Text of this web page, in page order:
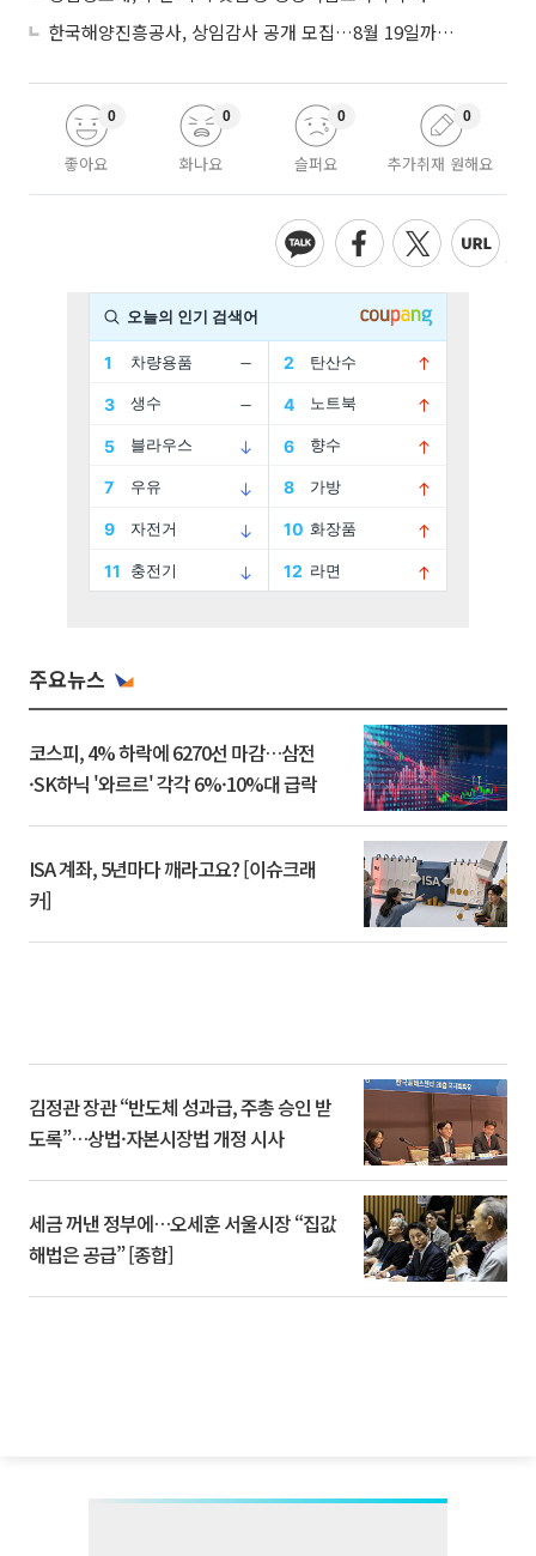
한국해양진흥공사, 상임감사 공개 모집…8월 19일까지 접수
좋아요
0
화나요
0
슬퍼요
0
추가취재 원해요
0
주요뉴스
코스피, 4% 하락에 6270선 마감…삼전
·SK하닉 '와르르' 각각 6%·10%대 급락
ISA 계좌, 5년마다 깨라고요? [이슈크래
커]
김정관 장관 “반도체 성과급, 주총 승인 받
도록”…상법·자본시장법 개정 시사
세금 꺼낸 정부에…오세훈 서울시장 “집값
해법은 공급” [종합]